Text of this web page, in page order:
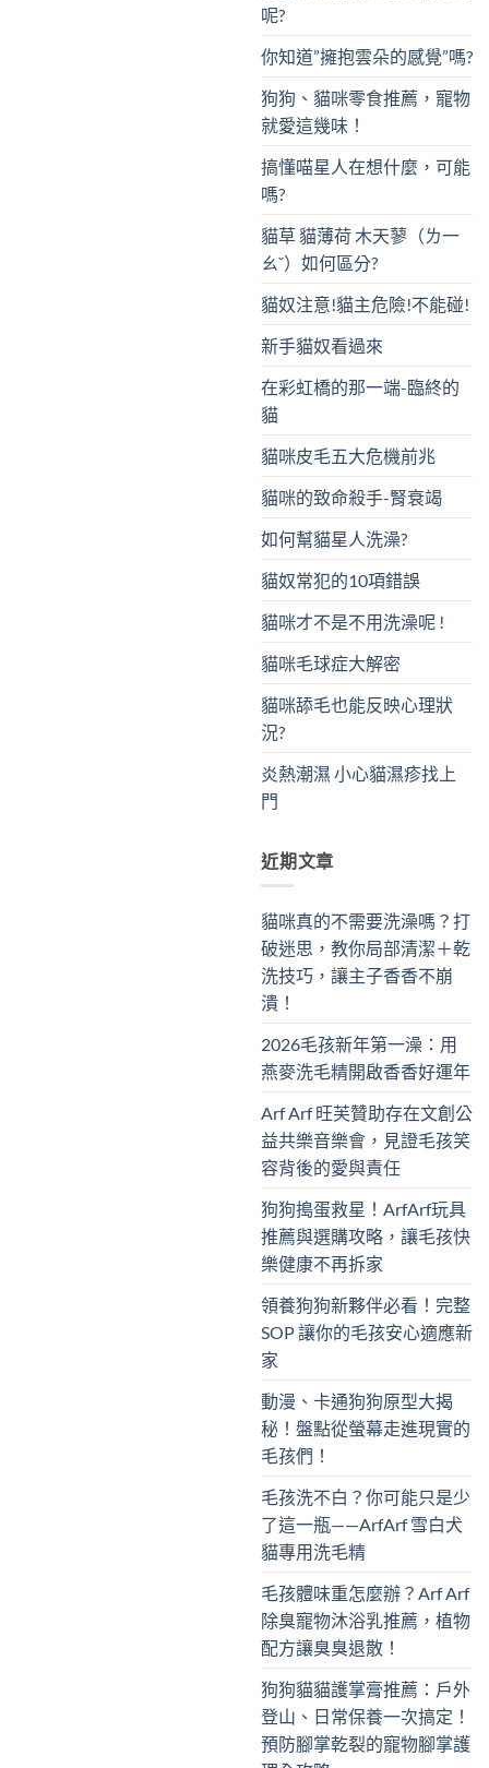
呢?
你知道”擁抱雲朵的感覺”嗎?
狗狗、貓咪零食推薦，寵物
就愛這幾味！
搞懂喵星人在想什麼，可能
嗎?
貓草 貓薄荷 木天蓼（ㄌ一
ㄠˇ）如何區分?
貓奴注意!貓主危險!不能碰!
新手貓奴看過來
在彩虹橋的那一端-臨終的
貓
貓咪皮毛五大危機前兆
貓咪的致命殺手-腎衰竭
如何幫貓星人洗澡?
貓奴常犯的10項錯誤
貓咪才不是不用洗澡呢 !
貓咪毛球症大解密
貓咪舔毛也能反映心理狀
況?
炎熱潮濕 小心貓濕疹找上
門
近期文章
貓咪真的不需要洗澡嗎？打
破迷思，教你局部清潔＋乾
洗技巧，讓主子香香不崩
潰！
2026毛孩新年第一澡：用
燕麥洗毛精開啟香香好運年
Arf Arf 旺芙贊助存在文創公
益共樂音樂會，見證毛孩笑
容背後的愛與責任
狗狗搗蛋救星！ArfArf玩具
推薦與選購攻略，讓毛孩快
樂健康不再拆家
領養狗狗新夥伴必看！完整
SOP 讓你的毛孩安心適應新
家
動漫、卡通狗狗原型大揭
秘！盤點從螢幕走進現實的
毛孩們！
毛孩洗不白？你可能只是少
了這一瓶——ArfArf 雪白犬
貓專用洗毛精
毛孩體味重怎麼辦？Arf Arf
除臭寵物沐浴乳推薦，植物
配方讓臭臭退散！
狗狗貓貓護掌膏推薦：戶外
登山、日常保養一次搞定！
預防腳掌乾裂的寵物腳掌護